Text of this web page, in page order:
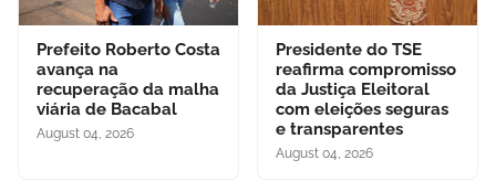
Prefeito Roberto Costa
avança na
recuperação da malha
viária de Bacabal
August 04, 2026
Presidente do TSE
reafirma compromisso
da Justiça Eleitoral
com eleições seguras
e transparentes
August 04, 2026